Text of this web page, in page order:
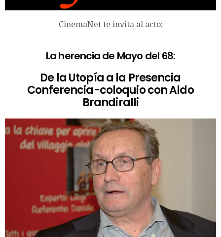
CinemaNet te invita al acto:
La herencia de Mayo del 68:
De la Utopía a la Presencia
Conferencia-coloquio con Aldo
Brandiralli